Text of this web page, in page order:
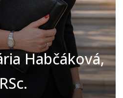
Habčáková,
RSc.